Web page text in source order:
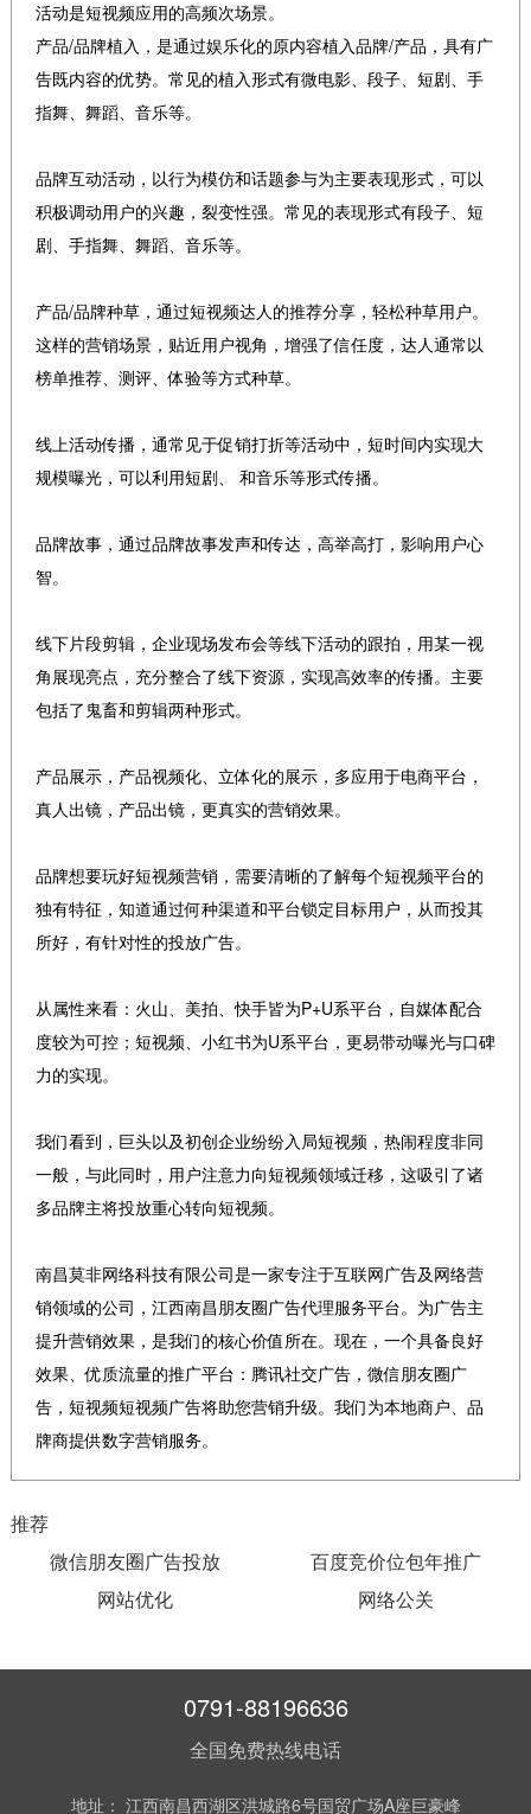
推荐
微信朋友圈广告投放
百度竞价位包年推广
网站优化
网络公关
活动是短视频应用的高频次场景。
产品/品牌植入，是通过娱乐化的原内容植入品牌/产品，具有广
告既内容的优势。常见的植入形式有微电影、段子、短剧、手
指舞、舞蹈、音乐等。
品牌互动活动，以行为模仿和话题参与为主要表现形式，可以
积极调动用户的兴趣，裂变性强。常见的表现形式有段子、短
剧、手指舞、舞蹈、音乐等。
产品/品牌种草，通过短视频达人的推荐分享，轻松种草用户。
这样的营销场景，贴近用户视角，增强了信任度，达人通常以
榜单推荐、测评、体验等方式种草。
线上活动传播，通常见于促销打折等活动中，短时间内实现大
规模曝光，可以利用短剧、 和音乐等形式传播。
品牌故事，通过品牌故事发声和传达，高举高打，影响用户心
智。
线下片段剪辑，企业现场发布会等线下活动的跟拍，用某一视
角展现亮点，充分整合了线下资源，实现高效率的传播。主要
包括了鬼畜和剪辑两种形式。
产品展示，产品视频化、立体化的展示，多应用于电商平台，
真人出镜，产品出镜，更真实的营销效果。
品牌想要玩好短视频营销，需要清晰的了解每个短视频平台的
独有特征，知道通过何种渠道和平台锁定目标用户，从而投其
所好，有针对性的投放广告。
从属性来看：火山、美拍、快手皆为P+U系平台，自媒体配合
度较为可控；短视频、小红书为U系平台，更易带动曝光与口碑
力的实现。
我们看到，巨头以及初创企业纷纷入局短视频，热闹程度非同
一般，与此同时，用户注意力向短视频领域迁移，这吸引了诸
多品牌主将投放重心转向短视频。
南昌莫非网络科技有限公司是一家专注于互联网广告及网络营
销领域的公司，江西南昌朋友圈广告代理服务平台。为广告主
提升营销效果，是我们的核心价值所在。现在，一个具备良好
效果、优质流量的推广平台：腾讯社交广告，微信朋友圈广
告，短视频短视频广告将助您营销升级。我们为本地商户、品
牌商提供数字营销服务。
0791-88196636
全国免费热线电话
地址： 江西南昌西湖区洪城路6号国贸广场A座巨豪峰